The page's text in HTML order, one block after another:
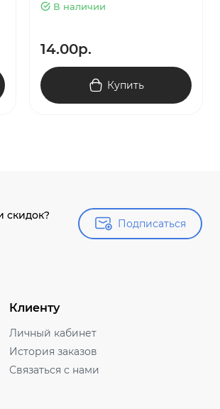
В наличии
14.00р.
Купить
скидок?
Подписаться
Подписаться
Клиенту
Личный кабинет
История заказов
Связаться с нами